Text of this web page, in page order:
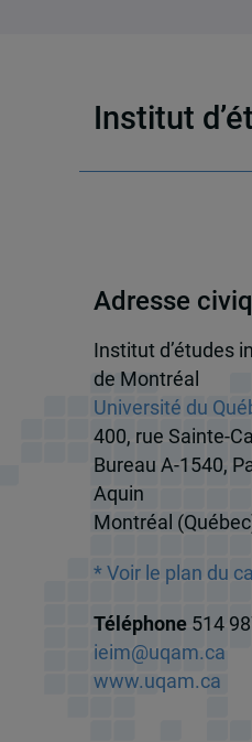
Institut
Adresse
Institut d’études
de Montréal
Université du
400, rue Sainte-
Bureau A-1540,
Aquin
Montréal
* Voir le plan du
Téléphone 514
ieim@uqam.ca
www.uqam.ca